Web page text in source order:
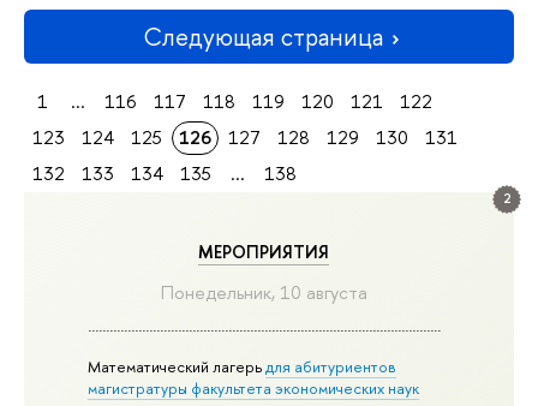
2
МЕРОПРИЯТИЯ
Понедельник, 10 августа
Математический лагерьдля абитуриентов
магистратуры факультета экономических наук
Следующая страница
1 ... 116 117 118 119 120 121
122
123
124 125 126 127 128 129 130
131
132
133 134 135 ... 138